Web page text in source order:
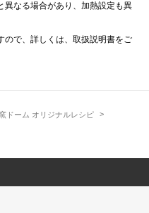
ドーム オリジナルレシピ
異なる場合があり、加熱設定も異
ので、詳しくは、取扱説明書をご